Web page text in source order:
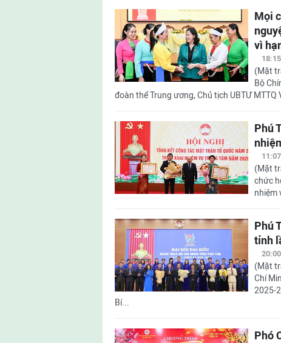
Mọi
vì
(Mặt
Bộ
đoàn thể Trung ương, Chủ tịch UBTƯ MTTQ
Phú
(Mặt
chức
nhiệm
Phú
tỉnh
(Mặt
Chí
2025-
Bí...
Phó